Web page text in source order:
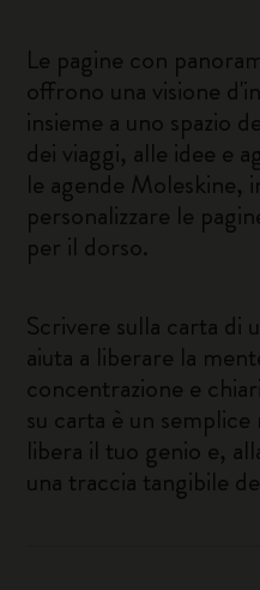
Le pagine con
offrono una visione
insieme a uno spazio
dei viaggi, alle idee e
le agende Moleskine,
personalizzare le
per il dorso.
Scrivere sulla carta di
aiuta a liberare la
concentrazione e
su carta è un
libera il tuo genio e,
una traccia tangibile